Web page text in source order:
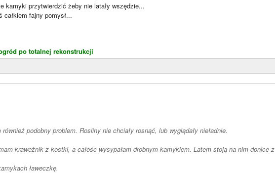
kamyki przytwierdzić żeby nie latały wszędzie...
całkiem fajny pomysł...
po totalnej rekonstrukcji
podobny problem. Rosliny nie chciały rosnąć, lub wyglądały nieładnie.
kraweżnik z kostki, a całośc wysypałam drobnym kamykiem. Latem stoją na nim donice z
ławeczkę.